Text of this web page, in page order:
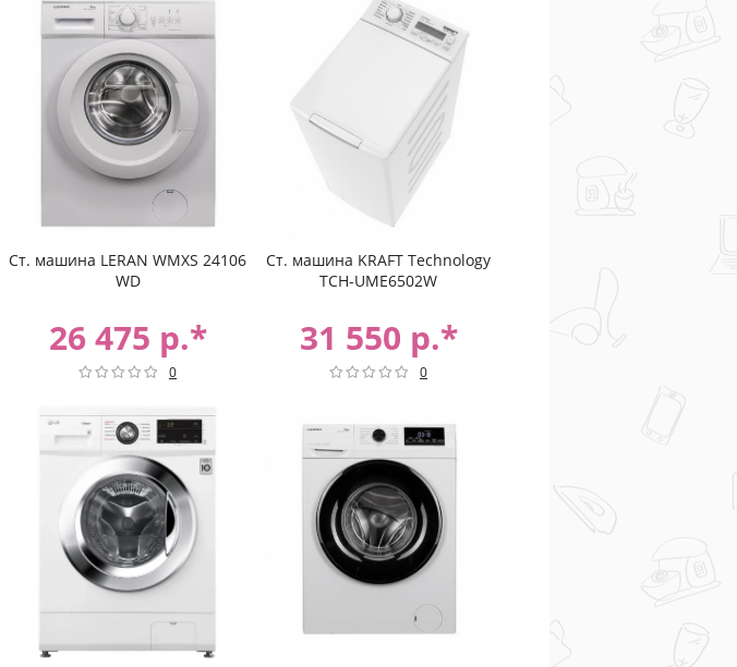
Ст. машина LERAN WMXS 24106
WD
26 475 р.*
0
Ст. машина KRAFT Technology
TCH-UME6502W
31 550 р.*
0